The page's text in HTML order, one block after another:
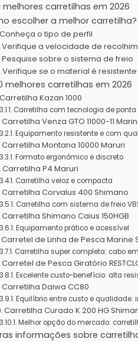
melhores carretilhas em 2026
escolher a melhor carretilha?
Conheça o tipo de perfil
Verifique a velocidade de
Pesquise sobre o sistema de freio
Verifique se o material é resistente
melhores carretilhas em 2026
Carretilha Kazan 1000
Carretilha com tecnologia de ponta
Carretilha Venza GTO 11000-11
Equipamento resistente e com
Carretilha Montana 10000 Maruri
Formato ergonômico e discreto
Carretilha P4 Maruri
Carretilha veloz e compacta
Carretilha Corvalus 400 Shimano
Carretilha com sistema de freio
Carretilha Shimano Caius 150HGB
Equipamento prático e acessível
Carretel de Linha de Pesca Marine
Carretilha super completa: cabo
Carretel de Pesca Giratório
Excelente custo-benefício: alta
Carretilha Daiwa CC80
Equilíbrio entre custo e
Carretilha Curado K 200 HG
Melhor opção do mercado:
informações sobre